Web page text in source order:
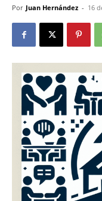
Por Juan Hernández - 16